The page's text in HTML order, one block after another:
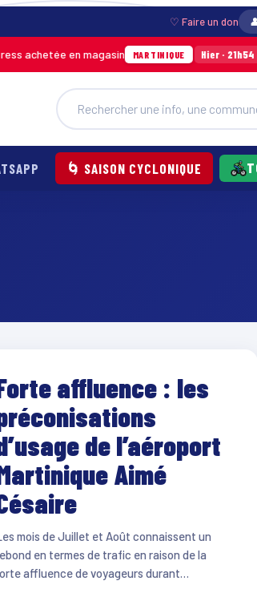
♡ Faire un don
en magasin MARTINIQUE Hier · 21h54
🌀 SAISON CYCLONIQUE
affluence : les
de l’aéroport
Aimé
mois de Juillet et Août connaissent un
en termes de trafic en raison de la
affluence de voyageurs durant…